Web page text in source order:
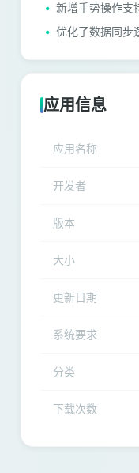
新增手势操作支
优化了数据同步
应用信息
应用名称
开发者
版本
大小
更新日期
系统要求
分类
下载次数